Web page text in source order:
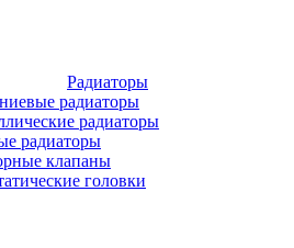
Радиаторы
радиаторы
радиаторы
радиаторы
клапаны
головки